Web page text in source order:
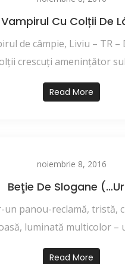
Vampirul Cu Colții De
de câmpie, Liviu – TR
crescuţi ameninţător
Read More
noiembrie 8, 2016
Beţie De Slogane
un panou-reclamă, tristă,
luminată multicolor –
Read More